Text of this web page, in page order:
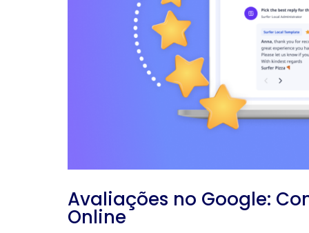
Avaliações no Google:
Online